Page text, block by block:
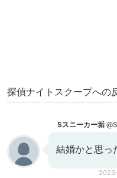
探偵ナイトスクープへの
Sスニーカー垢
結婚かと思っ